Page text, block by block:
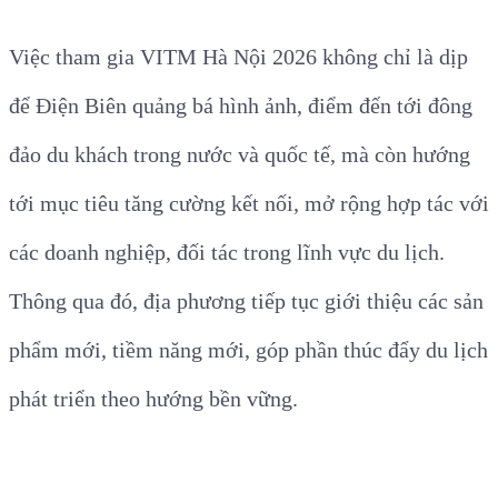
Việc tham gia VITM Hà Nội 2026 không chỉ là dịp
để Điện Biên quảng bá hình ảnh, điểm đến tới đông
đảo du khách trong nước và quốc tế, mà còn hướng
tới mục tiêu tăng cường kết nối, mở rộng hợp tác với
các doanh nghiệp, đối tác trong lĩnh vực du lịch.
Thông qua đó, địa phương tiếp tục giới thiệu các sản
phẩm mới, tiềm năng mới, góp phần thúc đẩy du lịch
phát triển theo hướng bền vững.